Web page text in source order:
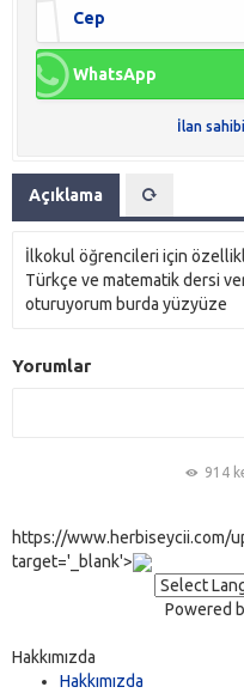
Cep
WhatsApp
İlan
Açıklama
İlkokul öğrencileri için
Türkçe ve matematik dersi
oturuyorum burda yüzyüze
Yorumlar
914
https://www.herbiseycii.com/
target='_blank'>
Powered
Hakkımızda
Hakkımızda